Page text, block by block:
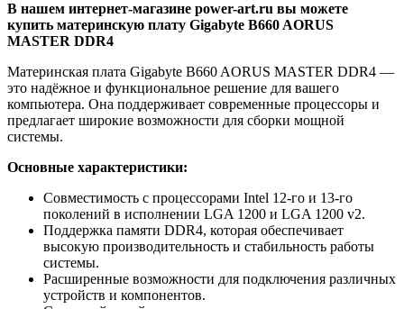
В нашем интернет-магазине power-art.ru вы можете
купить материнскую плату Gigabyte B660 AORUS
MASTER DDR4
Материнская плата Gigabyte B660 AORUS MASTER DDR4 —
это надёжное и функциональное решение для вашего
компьютера. Она поддерживает современные процессоры и
предлагает широкие возможности для сборки мощной
системы.
Основные характеристики:
Совместимость с процессорами Intel 12-го и 13-го
поколений в исполнении LGA 1200 и LGA 1200 v2.
Поддержка памяти DDR4, которая обеспечивает
высокую производительность и стабильность работы
системы.
Расширенные возможности для подключения различных
устройств и компонентов.